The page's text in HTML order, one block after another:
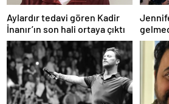
Aylardır tedavi gören Kadir
İnanır’ın son hali ortaya çıktı
zam